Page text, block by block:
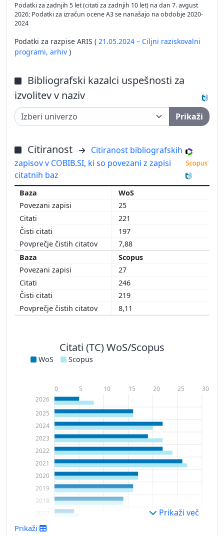
Podatki za zadnjih 5 let (citati za zadnjih 10 let) na dan 7. avgust
2026; Podatki za izračun ocene A3 se nanašajo na obdobje 2020-
2024
Podatki za razpise ARIS ( 21.05.2024 – Ciljni raziskovalni
programi, arhiv )
Bibliografski kazalci uspešnosti za
izvolitev v naziv
Prikaži
Citiranost
Citiranost bibliografskih
zapisov v COBIB.SI, ki so povezani z zapisi
citatnih baz
WoS
25
221
197
7,88
Scopus
27
246
219
8,11
Citati (TC) WoS/Scopus
WoS Scopus
2016
2017
2018
2019
2020
2021
2022
2023
2024
2025
2026
0 5 10 15 20 25 30
Prikaži več
Prikaži